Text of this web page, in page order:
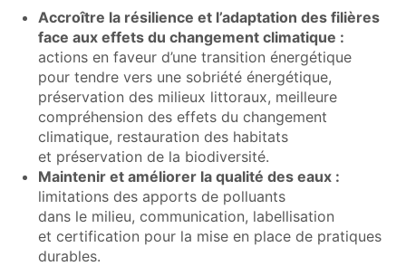
Accroître la résilience et l’adaptation des filières
face aux effets du changement climatique :
actions en faveur d’une transition énergétique
pour tendre vers une sobriété énergétique,
préservation des milieux littoraux, meilleure
compréhension des effets du changement
climatique, restauration des habitats
et préservation de la biodiversité.
Maintenir et améliorer la qualité des eaux :
limitations des apports de polluants
dans le milieu, communication, labellisation
et certification pour la mise en place de pratiques
durables.